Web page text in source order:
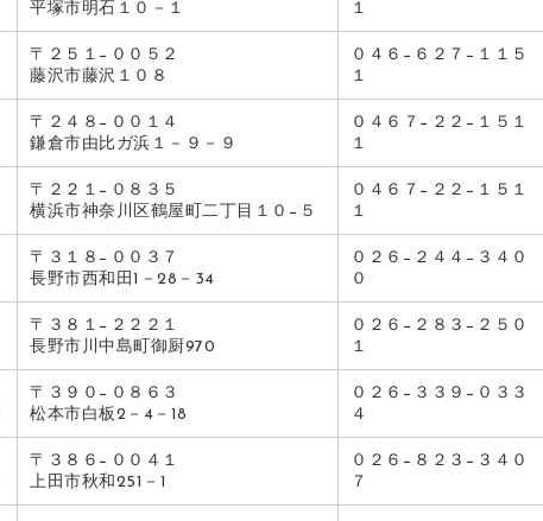
平塚市明石１０－１
１
〒２５１−００５２
藤沢市藤沢１０８
０４６−６２７−１１５
１
〒２４８−００１４
鎌倉市由比ガ浜１－９－９
０４６７−２２−１５１
１
〒２２１−０８３５
横浜市神奈川区鶴屋町二丁目１０−５
０４６７−２２−１５１
１
〒３１８−００３７
長野市西和田1－28－34
０２６−２４４−３４０
０
〒３８１−２２２１
長野市川中島町御厨970
０２６−２８３−２５０
１
〒３９０−０８６３
松本市白板2－4－18
０２６−３３９−０３３
４
〒３８６−００４１
上田市秋和251－1
０２６−８２３−３４０
７